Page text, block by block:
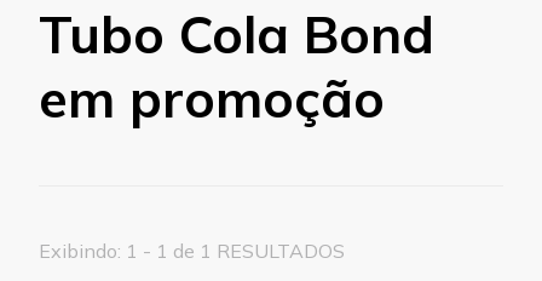
Tubo Cola Bond
em promoção
Exibindo: 1 - 1 de 1 RESULTADOS